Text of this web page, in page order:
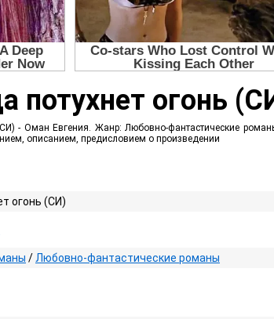
потухнет огонь
- Оман Евгения. Жанр: Любовно-фантастические
описанием, предисловием о произведении
огонь (СИ)
/ Любовно-фантастические романы